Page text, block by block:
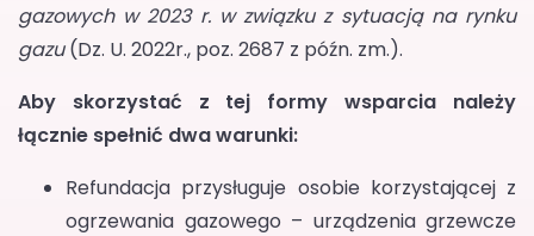
gazowych w 2023 r. w związku z sytuacją na rynku
gazu(Dz. U. 2022r., poz. 2687 z późn. zm.).
Aby skorzystać z tej formy wsparcia należy
łącznie spełnić dwa warunki:
Refundacja przysługuje osobie korzystającej z
ogrzewania gazowego – urządzenia grzewcze